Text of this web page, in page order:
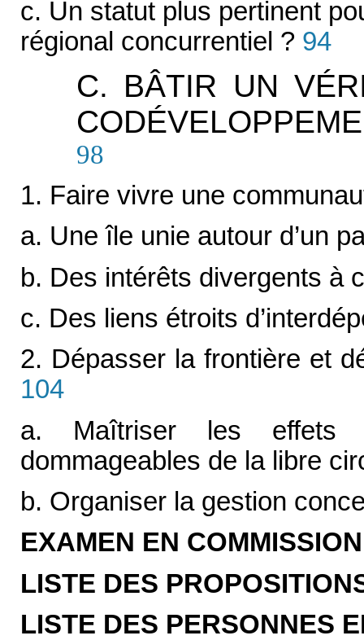
c. Un statut plus pertinent
régional concurrentiel ? 94
C. BÂTIR UN
98
1. Faire vivre une
a. Une île unie autour d’un
b. Des intérêts divergents à
c. Des liens étroits
2. Dépasser la frontière et
104
a. Maîtriser les effets
dommageables de la libre
b. Organiser la gestion
EXAMEN EN COMMISSION
LISTE DES
LISTE DES PERSONNES